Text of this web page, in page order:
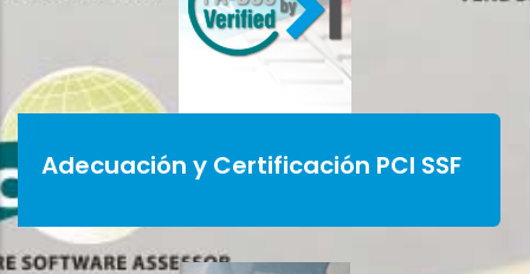
Adecuación y Certificación PCI SSF